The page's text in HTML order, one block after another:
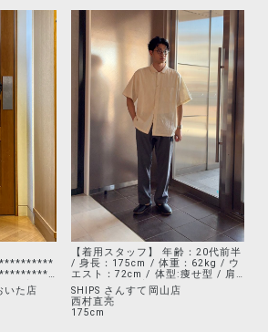
いた店
【着用スタッフ】 年齢：20代前半
/ 身長：175cm / 体重：62kg / ウ
エスト：72cm / 体型:痩せ型 / 肩
幅：いかり肩 着用アイテム： シャ
ツ 身長：175cm / 普段サイズ : L
/ 着用サイズ：L サイズ感：ゆった
りとしたサイズ感です。 素材感：
SHIPS さんすて岡山店
西村直亮
175cm